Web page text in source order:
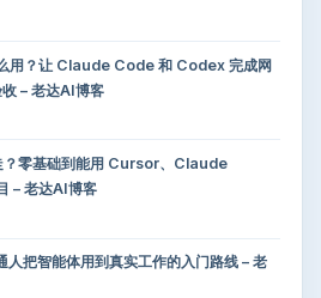
用？让 Claude Code 和 Codex 完成网
– 老达AI博客
？零基础到能用 Cursor、Claude
– 老达AI博客
把智能体用到真实工作的入门路线 – 老